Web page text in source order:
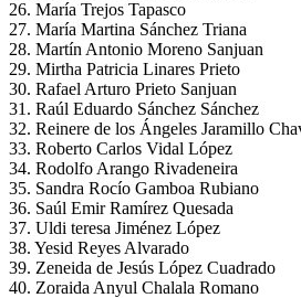
26. María Trejos Tapasco
27. María Martina Sánchez Triana
28. Martín Antonio Moreno Sanjuan
29. Mirtha Patricia Linares Prieto
30. Rafael Arturo Prieto Sanjuan
31. Raúl Eduardo Sánchez Sánchez
32. Reinere de los Ángeles Jaramillo
33. Roberto Carlos Vidal López
34. Rodolfo Arango Rivadeneira
35. Sandra Rocío Gamboa Rubiano
36. Saúl Emir Ramírez Quesada
37. Uldi teresa Jiménez López
38. Yesid Reyes Alvarado
39. Zeneida de Jesús López Cuadrado
40. Zoraida Anyul Chalala Romano